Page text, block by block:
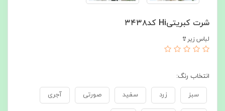
شرت کبریتیHi کد۳۴۳۸
لباس زیر👙
انتخاب رنگ:
سبز زرد سفید صورتی آجری